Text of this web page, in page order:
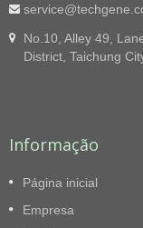
No.10, Alley 49,
District, Taichung
Informação
Página inicial
Empresa